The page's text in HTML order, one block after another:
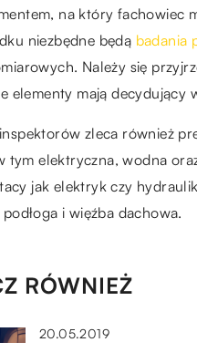
na który fachowiec
niezbędne będą badania
Należy się
elementy mają
zleca również
tym elektryczna, wodna
jak elektryk czy
i więźba dachowa.
RÓWNIEŻ
20.05.2019